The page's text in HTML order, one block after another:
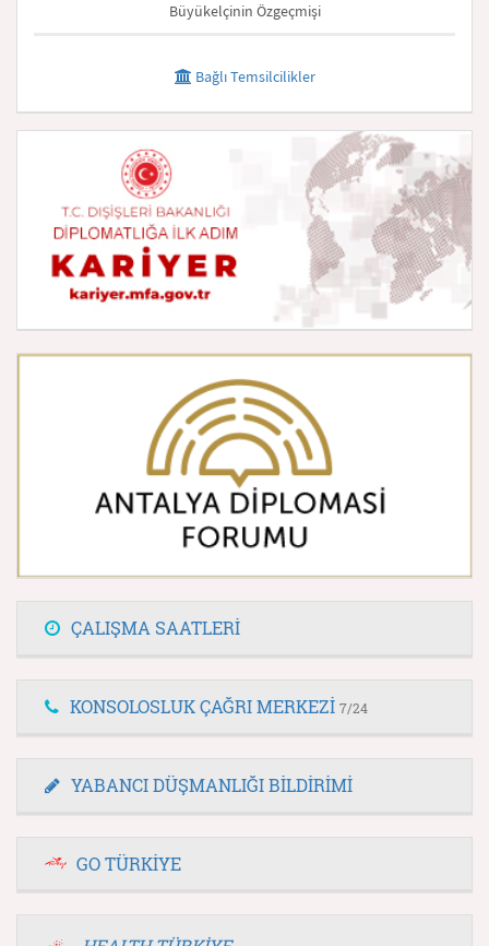
Büyükelçinin Özgeçmişi
Bağlı Temsilcilikler
ÇALIŞMA SAATLERİ
KONSOLOSLUK ÇAĞRI MERKEZİ 7/24
YABANCI DÜŞMANLIĞI BİLDİRİMİ
GO TÜRKİYE